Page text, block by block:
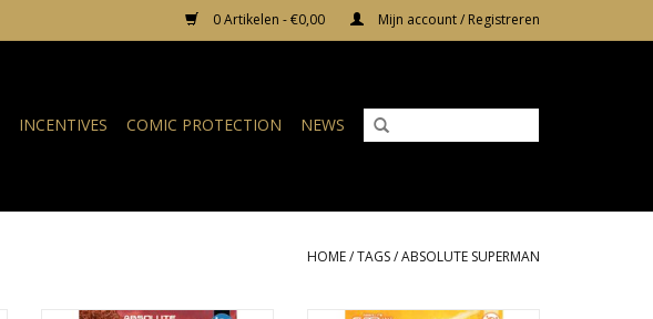
0 Artikelen - €0,00 Mijn account / Registreren
INCENTIVES COMIC PROTECTION NEWS
HOME/TAGS/ABSOLUTE SUPERMAN